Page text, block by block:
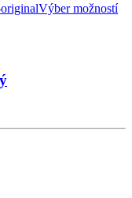
Výber možností